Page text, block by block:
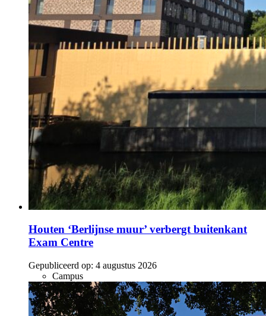
Houten ‘Berlijnse muur’ verbergt buitenkant
Exam Centre
Gepubliceerd op: 4 augustus 2026
Campus